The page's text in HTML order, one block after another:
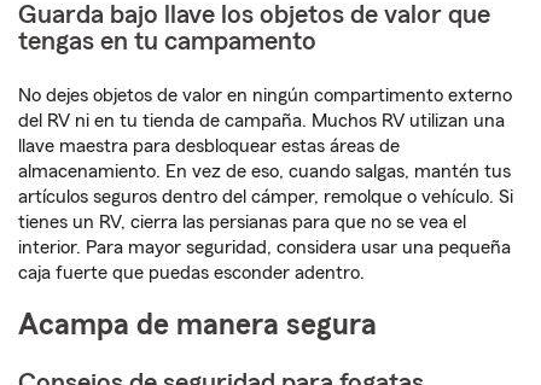
Guarda bajo llave los objetos de valor que
tengas en tu campamento
No dejes objetos de valor en ningún compartimento externo
del RV ni en tu tienda de campaña. Muchos RV utilizan una
llave maestra para desbloquear estas áreas de
almacenamiento. En vez de eso, cuando salgas, mantén tus
artículos seguros dentro del cámper, remolque o vehículo. Si
tienes un RV, cierra las persianas para que no se vea el
interior. Para mayor seguridad, considera usar una pequeña
caja fuerte que puedas esconder adentro.
Acampa de manera segura